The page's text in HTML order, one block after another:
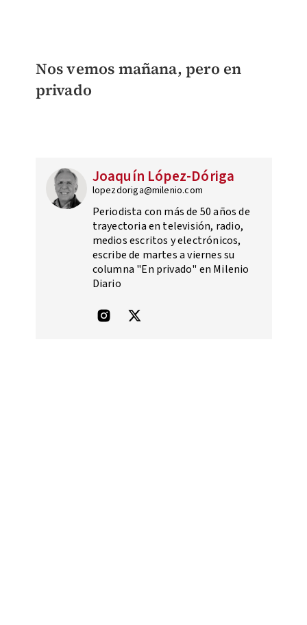
Nos vemos mañana, pero en
privado
Joaquín López-Dóriga
lopezdoriga@milenio.com
Periodista con más de 50 años de
trayectoria en televisión, radio,
medios escritos y electrónicos,
escribe de martes a viernes su
columna "En privado" en Milenio
Diario